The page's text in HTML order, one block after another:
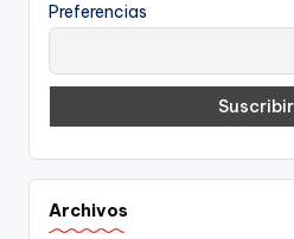
Preferencias
Archivos